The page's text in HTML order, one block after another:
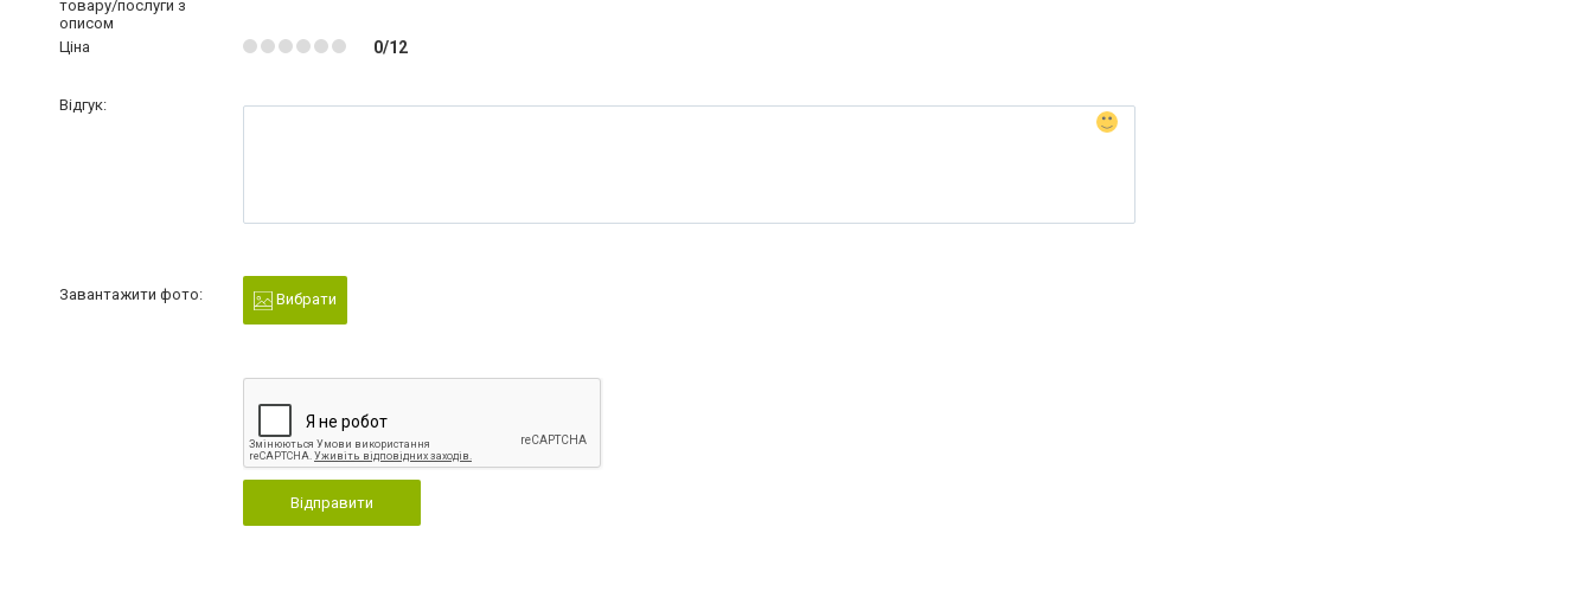
товару/послуги з
описом
Ціна 0/12
Відгук:
Завантажити фото: Вибрати
Відправити